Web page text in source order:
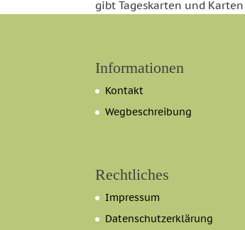
gibt Tageskarten und
Informationen
Kontakt
Wegbeschreibung
Rechtliches
Impressum
Datenschutzerklärung